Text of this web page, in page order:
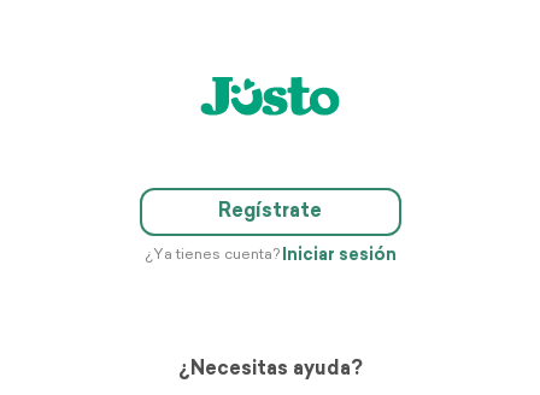
Regístrate
¿Ya tienes cuenta? Iniciar sesión
¿Necesitas ayuda?